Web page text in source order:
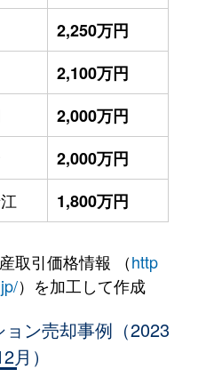
2,250万円
2,100万円
2,000万円
2,000万円
1,800万円
取引価格情報 （http
）を加工して作成
ン売却事例（2023
月）